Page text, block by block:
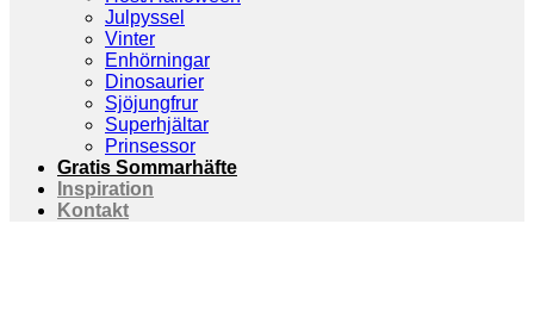
Julpyssel
Vinter
Enhörningar
Dinosaurier
Sjöjungfrur
Superhjältar
Prinsessor
Gratis Sommarhäfte
Inspiration
Kontakt